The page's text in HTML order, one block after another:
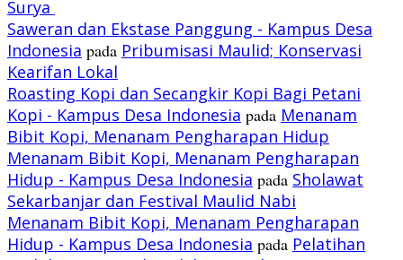
Surya
Saweran dan Ekstase Panggung - Kampus Desa
Indonesia pada Pribumisasi Maulid; Konservasi
Kearifan Lokal
Roasting Kopi dan Secangkir Kopi Bagi Petani
Kopi - Kampus Desa Indonesia pada Menanam
Bibit Kopi, Menanam Pengharapan Hidup
Menanam Bibit Kopi, Menanam Pengharapan
Hidup - Kampus Desa Indonesia pada Sholawat
Sekarbanjar dan Festival Maulid Nabi
Menanam Bibit Kopi, Menanam Pengharapan
Hidup - Kampus Desa Indonesia pada Pelatihan